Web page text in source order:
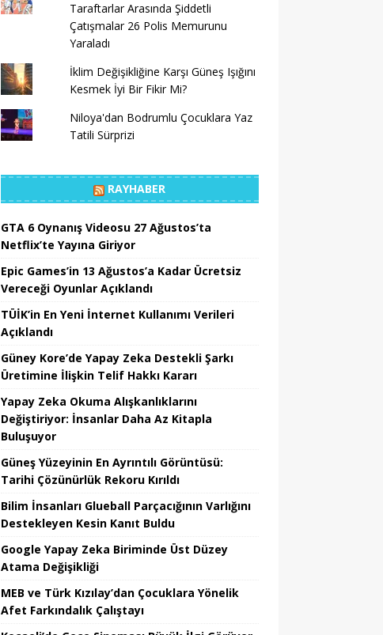
Taraftarlar Arasında Şiddetli
Çatışmalar 26 Polis Memurunu
Yaraladı
İklim Değişikliğine Karşı Güneş Işığını
Kesmek İyi Bir Fikir Mi?
Niloya'dan Bodrumlu Çocuklara Yaz
Tatili Sürprizi
RAYHABER
GTA 6 Oynanış Videosu 27 Ağustos’ta
Netflix’te Yayına Giriyor
Epic Games’in 13 Ağustos’a Kadar Ücretsiz
Vereceği Oyunlar Açıklandı
TÜİK’in En Yeni İnternet Kullanımı Verileri
Açıklandı
Güney Kore’de Yapay Zeka Destekli Şarkı
Üretimine İlişkin Telif Hakkı Kararı
Yapay Zeka Okuma Alışkanlıklarını
Değiştiriyor: İnsanlar Daha Az Kitapla
Buluşuyor
Güneş Yüzeyinin En Ayrıntılı Görüntüsü:
Tarihi Çözünürlük Rekoru Kırıldı
Bilim İnsanları Glueball Parçacığının Varlığını
Destekleyen Kesin Kanıt Buldu
Google Yapay Zeka Biriminde Üst Düzey
Atama Değişikliği
MEB ve Türk Kızılay’dan Çocuklara Yönelik
Afet Farkındalık Çalıştayı